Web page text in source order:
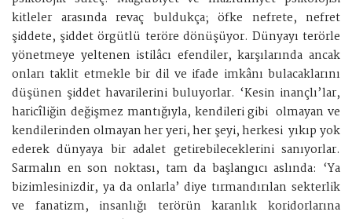
kitleler arasında revaç buldukça; öfke nefrete, nefret
şiddete, şiddet örgütlü teröre dönüşüyor. Dünyayı terörle
yönetmeye yeltenen istilâcı efendiler, karşılarında ancak
onları taklit etmekle bir dil ve ifade imkânı bulacaklarını
düşünen şiddet havarilerini buluyorlar. ‘Kesin inançlı’lar,
haricîliğin değişmez mantığıyla, kendileri gibi olmayan ve
kendilerinden olmayan her yeri, her şeyi, herkesi yıkıp yok
ederek dünyaya bir adalet getirebileceklerini sanıyorlar.
Sarmalın en son noktası, tam da başlangıcı aslında: ‘Ya
bizimlesinizdir, ya da onlarla’ diye tırmandırılan sekterlik
ve fanatizm, insanlığı terörün karanlık koridorlarına